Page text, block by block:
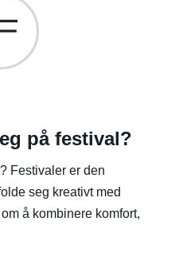
på festival?
Festivaler er den
seg kreativt med
å kombinere komfort,